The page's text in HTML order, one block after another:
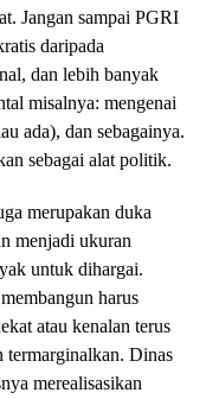
Jangan sampai PGRI
daripada
dan lebih banyak
misalnya: mengenai
ada), dan sebagainya.
sebagai alat politik.
merupakan duka
menjadi ukuran
untuk dihargai.
harus
atau kenalan terus
termarginalkan. Dinas
merealisasikan